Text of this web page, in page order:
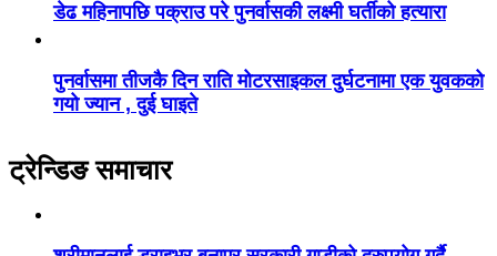
डेढ महिनापछि पक्राउ परे पुनर्वासकी लक्ष्मी घर्तीको हत्यारा
पुनर्वासमा तीजकै दिन राति मोटरसाइकल दुर्घटनामा एक युवकको
गयो ज्यान , दुई घाइते
ट्रेन्डिङ समाचार